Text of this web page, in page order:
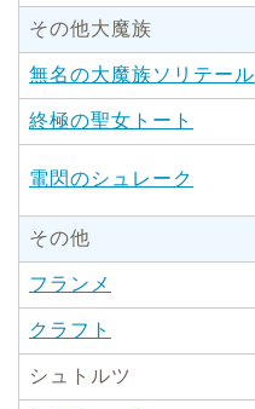
その他大魔族
無名の大魔族ソリテール
終極の聖女トート
電閃のシュレーク
その他
フランメ
クラフト
シュトルツ